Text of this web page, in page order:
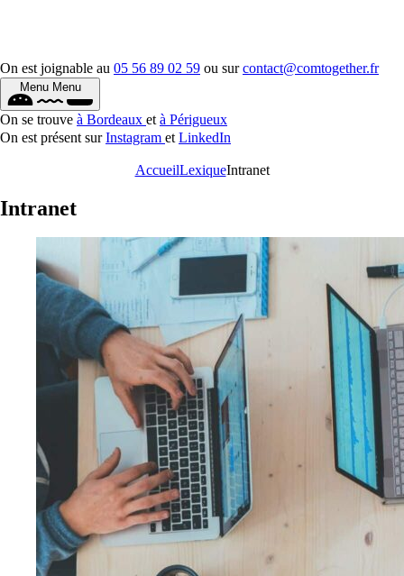
On est joignable au 05 56 89 02 59 ou surcontact@comtogether.fr
Menu Menu
On se trouve à Bordeaux et à Périgueux
On est présent surInstagram et LinkedIn
AccueilLexiqueIntranet
Intranet